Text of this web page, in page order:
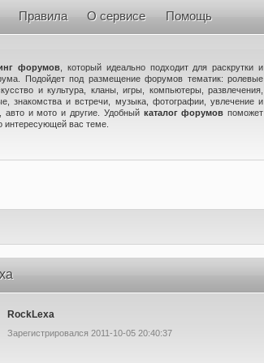
Правила О сервисе Помощь
форумов , который идеально подходит для раскрутки и
Подойдет под размещение форумов тематик: ролевые
и культура, кланы, игры, компьютеры, развлечения,
знакомства и встречи, музыка, фотографии, увлечение и
авто и мото и другие. Удобный каталог форумов поможет
интересующей вас теме.
RockLexa
Зарегистрировался 2011-10-05 20:40:37